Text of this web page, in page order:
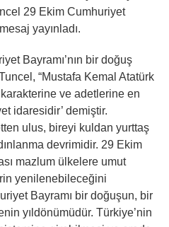
29 Ekim Cumhuriyet
yayınladı.
Bayramı’nın bir doğuş
“Mustafa Kemal Atatürk
ve adetlerine en
idaresidir’ demiştir.
ulus, bireyi kuldan yurttaş
devrimidir. 29 Ekim
mazlum ülkelere umut
yenilenebileceğini
Bayramı bir doğuşun, bir
yıldönümüdür. Türkiye’nin